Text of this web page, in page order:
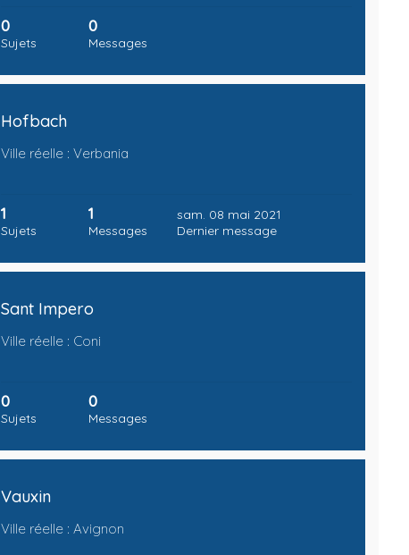
0
Sujets
0
Messages
Hofbach
Ville réelle : Verbania
1
Sujets
1
Messages
sam. 08 mai 2021
Dernier message
Sant Impero
Ville réelle : Coni
0
Sujets
0
Messages
Vauxin
Ville réelle : Avignon